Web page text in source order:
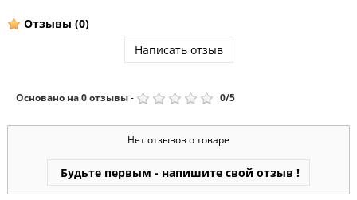
Отзывы (0)
Написать отзыв
Основано на0отзывы- 0/5
Нет отзывов о товаре
Будьте первым - напишите свой отзыв !